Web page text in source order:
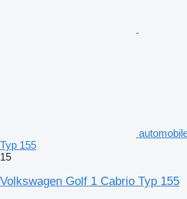
Typ 155
15
Volkswagen Golf 1 Cabrio Typ 155